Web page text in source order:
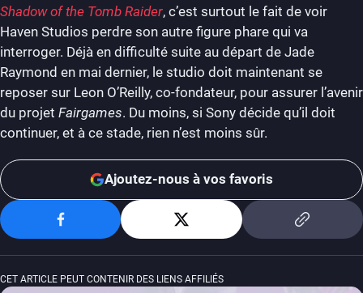
Shadow of the Tomb Raider, c’est surtout le fait de voir
Haven Studios perdre son autre figure phare qui va
interroger. Déjà en difficulté suite au départ de Jade
Raymond en mai dernier, le studio doit maintenant se
reposer sur Leon O’Reilly, co-fondateur, pour assurer l’avenir
du projet Fairgames. Du moins, si Sony décide qu’il doit
continuer, et à ce stade, rien n’est moins sûr.
Ajoutez-nous à vos favoris
CET ARTICLE PEUT CONTENIR DES LIENS AFFILIÉS